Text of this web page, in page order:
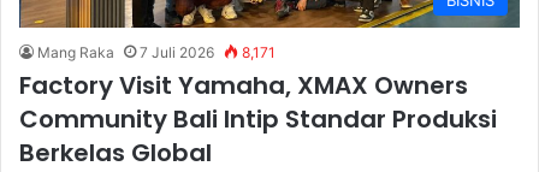
Mang Raka 7 Juli 2026 8,171
Factory Visit Yamaha, XMAX Owners
Community Bali Intip Standar Produksi
Berkelas Global